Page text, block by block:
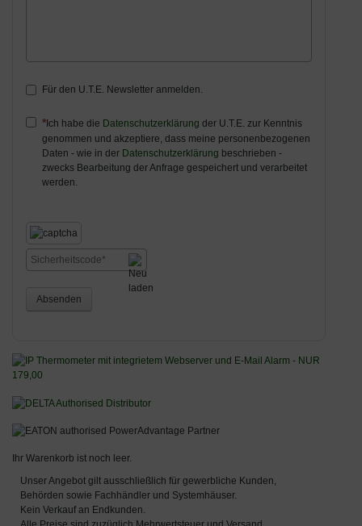
Für den U.T.E. Newsletter anmelden.
Ich habe die Datenschutzerklärung der U.T.E. zur Kenntnis
genommen und akzeptiere, dass meine personenbezogenen
Daten - wie in der Datenschutzerklärung beschrieben -
zwecks Bearbeitung der Anfrage gespeichert und verarbeitet
werden.
Absenden
Ihr Warenkorb ist noch leer.
Unser Angebot gilt ausschließlich für gewerbliche Kunden,
Behörden sowie Fachhändler und Systemhäuser.
Kein Verkauf an Endkunden.